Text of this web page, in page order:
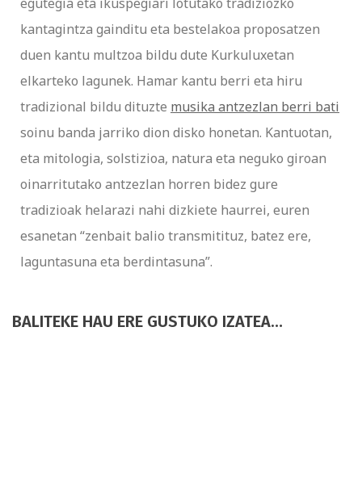
kantagintza gainditu eta bestelakoa proposatzen
duen kantu multzoa bildu dute Kurkuluxetan
elkarteko lagunek. Hamar kantu berri eta hiru
tradizional bildu dituzte musika antzezlan berri bati
soinu banda jarriko dion disko honetan. Kantuotan,
eta mitologia, solstizioa, natura eta neguko giroan
oinarritutako antzezlan horren bidez gure
tradizioak helarazi nahi dizkiete haurrei, euren
esanetan “zenbait balio transmitituz, batez ere,
laguntasuna eta berdintasuna”.
BALITEKE HAU ERE GUSTUKO IZATEA…